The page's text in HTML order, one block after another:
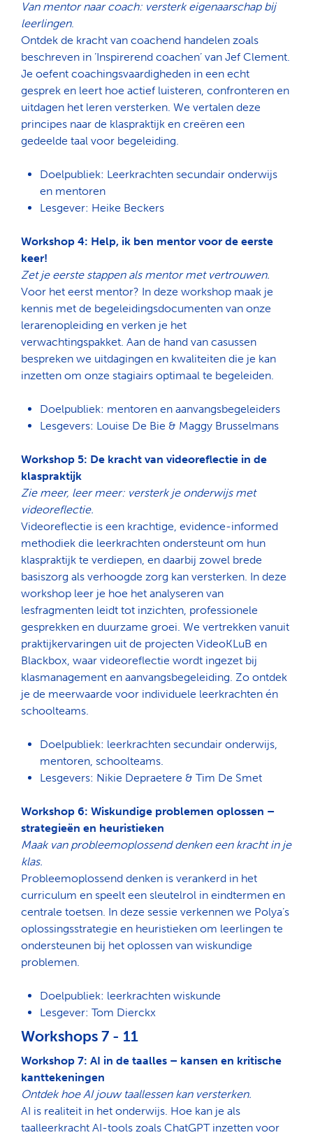
Van mentor naar coach: versterk eigenaarschap bij
leerlingen.
Ontdek de kracht van coachend handelen zoals
beschreven in ’Inspirerend coachen’ van Jef Clement.
Je oefent coachingsvaardigheden in een echt
gesprek en leert hoe actief luisteren, confronteren en
uitdagen het leren versterken. We vertalen deze
principes naar de klaspraktijk en creëren een
gedeelde taal voor begeleiding.
Doelpubliek: Leerkrachten secundair onderwijs
en mentoren
Lesgever: Heike Beckers
Workshop 4: Help, ik ben mentor voor de eerste
keer!
Zet je eerste stappen als mentor met vertrouwen.
Voor het eerst mentor? In deze workshop maak je
kennis met de begeleidingsdocumenten van onze
lerarenopleiding en verken je het
verwachtingspakket. Aan de hand van casussen
bespreken we uitdagingen en kwaliteiten die je kan
inzetten om onze stagiairs optimaal te begeleiden.
Doelpubliek: mentoren en aanvangsbegeleiders
Lesgevers: Louise De Bie & Maggy Brusselmans
Workshop 5: De kracht van videoreflectie in de
klaspraktijk
Zie meer, leer meer: versterk je onderwijs met
videoreflectie.
Videoreflectie is een krachtige, evidence-informed
methodiek die leerkrachten ondersteunt om hun
klaspraktijk te verdiepen, en daarbij zowel brede
basiszorg als verhoogde zorg kan versterken. In deze
workshop leer je hoe het analyseren van
lesfragmenten leidt tot inzichten, professionele
gesprekken en duurzame groei. We vertrekken vanuit
praktijkervaringen uit de projecten VideoKLuB en
Blackbox, waar videoreflectie wordt ingezet bij
klasmanagement en aanvangsbegeleiding. Zo ontdek
je de meerwaarde voor individuele leerkrachten én
schoolteams.
Doelpubliek: leerkrachten secundair onderwijs,
mentoren, schoolteams.
Lesgevers: Nikie Depraetere & Tim De Smet
Workshop 6: Wiskundige problemen oplossen –
strategieën en heuristieken
Maak van probleemoplossend denken een kracht in je
klas.
Probleemoplossend denken is verankerd in het
curriculum en speelt een sleutelrol in eindtermen en
centrale toetsen. In deze sessie verkennen we Polya’s
oplossingsstrategie en heuristieken om leerlingen te
ondersteunen bij het oplossen van wiskundige
problemen.
Doelpubliek: leerkrachten wiskunde
Lesgever: Tom Dierckx
Workshops 7 - 11
Workshop 7: AI in de taalles – kansen en kritische
kanttekeningen
Ontdek hoe AI jouw taallessen kan versterken.
AI is realiteit in het onderwijs. Hoe kan je als
taalleerkracht AI-tools zoals ChatGPT inzetten voor